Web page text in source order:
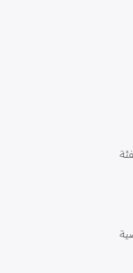
من الف ستايل من مجموعة
بيركنز اون لاين او
خدمة التوصيل السريعة